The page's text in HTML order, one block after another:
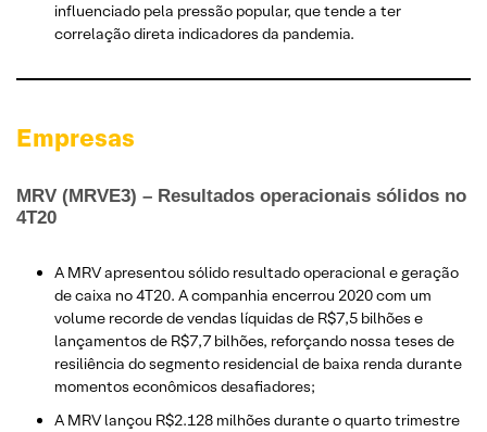
influenciado pela pressão popular, que tende a ter
correlação direta indicadores da pandemia.
Empresas
MRV (MRVE3) – Resultados operacionais sólidos no
4T20
A MRV apresentou sólido resultado operacional e geração
de caixa no 4T20. A companhia encerrou 2020 com um
volume recorde de vendas líquidas de R$7,5 bilhões e
lançamentos de R$7,7 bilhões, reforçando nossa teses de
resiliência do segmento residencial de baixa renda durante
momentos econômicos desafiadores;
A MRV lançou R$2.128 milhões durante o quarto trimestre